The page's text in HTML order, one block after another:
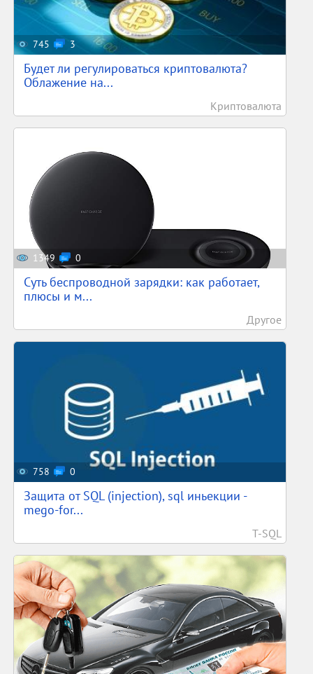
745 3
Будет ли регулироваться криптовалюта?
Облажение на...
Криптовалюта
1349 0
Суть беспроводной зарядки: как работает,
плюсы и м...
Другое
758 0
Защита от SQL (injection), sql иньекции -
mego-for...
T-SQL